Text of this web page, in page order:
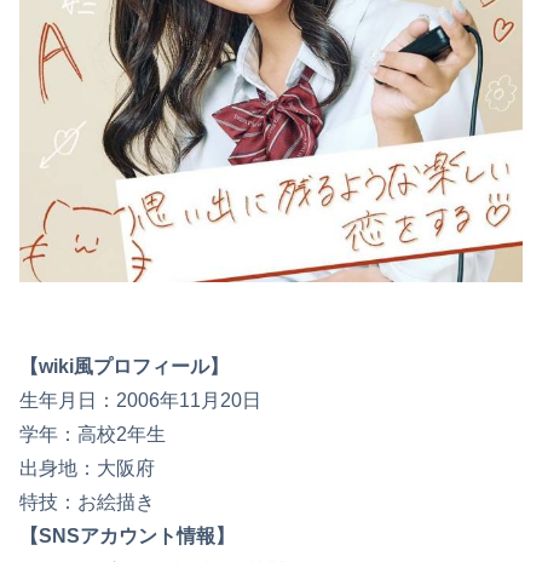
【wiki風プロフィール】
生年月日：2006年11月20日
学年：高校2年生
出身地：大阪府
特技：お絵描き
【SNSアカウント情報】